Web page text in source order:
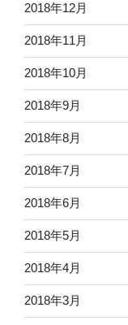
2018年12月
2018年11月
2018年10月
2018年9月
2018年8月
2018年7月
2018年6月
2018年5月
2018年4月
2018年3月